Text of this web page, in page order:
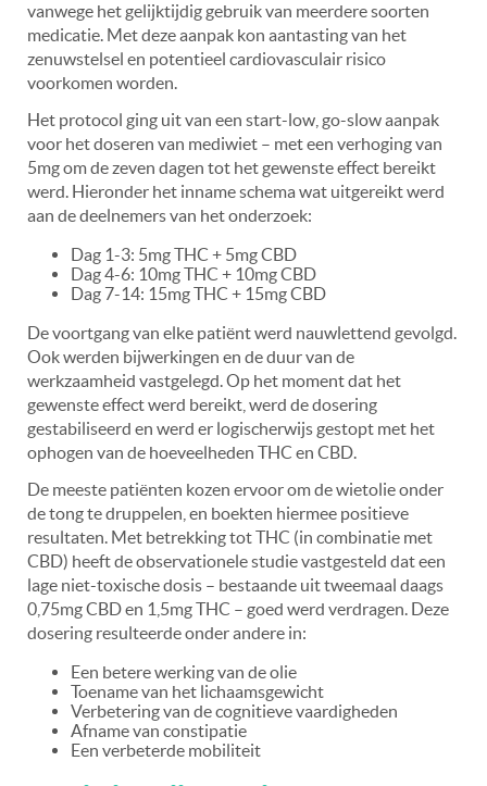
vanwege het gelijktijdig gebruik van meerdere soorten
medicatie. Met deze aanpak kon aantasting van het
zenuwstelsel en potentieel cardiovasculair risico
voorkomen worden.
Het protocol ging uit van een start-low, go-slow aanpak
voor het doseren van mediwiet – met een verhoging van
5mg om de zeven dagen tot het gewenste effect bereikt
werd. Hieronder het inname schema wat uitgereikt werd
aan de deelnemers van het onderzoek:
Dag 1-3: 5mg THC + 5mg CBD
Dag 4-6: 10mg THC + 10mg CBD
Dag 7-14: 15mg THC + 15mg CBD
De voortgang van elke patiënt werd nauwlettend gevolgd.
Ook werden bijwerkingen en de duur van de
werkzaamheid vastgelegd. Op het moment dat het
gewenste effect werd bereikt, werd de dosering
gestabiliseerd en werd er logischerwijs gestopt met het
ophogen van de hoeveelheden THC en CBD.
De meeste patiënten kozen ervoor om de wietolie onder
de tong te druppelen, en boekten hiermee positieve
resultaten. Met betrekking tot THC (in combinatie met
CBD) heeft de observationele studie vastgesteld dat een
lage niet-toxische dosis – bestaande uit tweemaal daags
0,75mg CBD en 1,5mg THC – goed werd verdragen. Deze
dosering resulteerde onder andere in:
Een betere werking van de olie
Toename van het lichaamsgewicht
Verbetering van de cognitieve vaardigheden
Afname van constipatie
Een verbeterde mobiliteit